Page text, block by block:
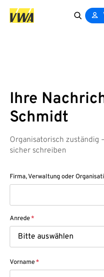
Ihre
Schmidt
Organisatorisch zuständig
sicher schreiben
Firma, Verwaltung oder
Anrede*
Vorname*